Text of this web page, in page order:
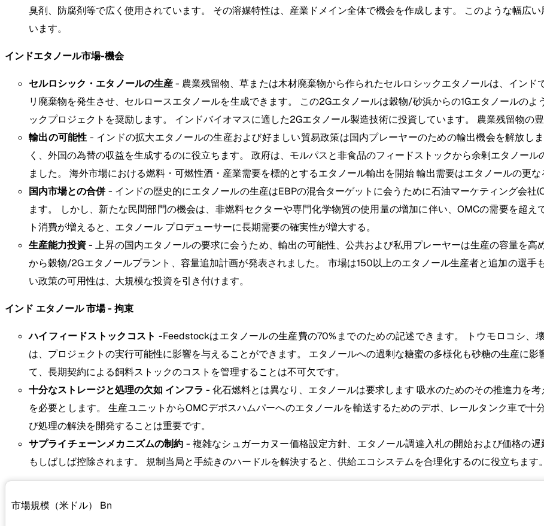
臭剤、防腐剤等で広く使用されています。 その溶媒特性は、産業ドメイン全体で機会を作成します。 このような幅広
います。
インドエタノール市場-機会
セルロシック・エタノールの生産- 農業残留物、草または木材廃棄物から作られたセルロシックエタノールは、イン
リ廃棄物を発生させ、セルロースエタノールを生成できます。 この2Gエタノールは穀物/砂浜からの1Gエタノールの
ックプロジェクトを奨励します。 インドバイオマスに適した2Gエタノール製造技術に投資しています。 農業残留物の
輸出の可能性 - インドの拡大エタノールの生産および好ましい貿易政策は国内プレーヤーのための輸出機会を解放し
く、外国の為替の収益を生成するのに役立ちます。 政府は、モルパスと非食品のフィードストックから余剰エタノー
ました。 海外市場における燃料・可燃性酒・産業需要を標的とするエタノール輸出を開始 輸出需要はエタノールの更な
国内市場との合併- インドの歴史的にエタノールの生産はEBPの混合ターゲットに会うために石油マーケティング会社
ます。 しかし、新たな民間部門の機会は、非燃料セクターや専門化学物質の使用量の増加に伴い、OMCの需要を超
ト消費が増えると、エタノール プロデューサーに長期需要の確実性が増大する。
生産能力投資- 上昇の国内エタノールの要求に会うため、輸出の可能性、公共および私用プレーヤーは生産の容量を
から穀物/2Gエタノールプラント、容量追加計画が発表されました。 市場は150以上のエタノール生産者と追加の選手
い政策の可用性は、大規模な投資を引き付けます。
インド エタノール 市場 - 拘束
ハイフィードストックコスト -Feedstockはエタノールの生産費の70%までのための記述できます。 トウモロコシ、
は、プロジェクトの実行可能性に影響を与えることができます。 エタノールへの過剰な糖蜜の多様化も砂糖の生産に
て、長期契約による飼料ストックのコストを管理することは不可欠です。
十分なストレージと処理の欠如 インフラ - 化石燃料とは異なり、エタノールは要求します 吸水のためのその推進力を
を必要とします。 生産ユニットからOMCデポスハムパーへのエタノールを輸送するためのデポ、レールタンク車で
び処理の解決を開発することは重要です。
サプライチェーンメカニズムの制約 - 複雑なシュガーカヌー価格設定方針、エタノール調達入札の開始および価格の
もしばしば控除されます。 規制当局と手続きのハードルを解決すると、供給エコシステムを合理化するのに役立ちます。
市場規模（米ドル） Bn